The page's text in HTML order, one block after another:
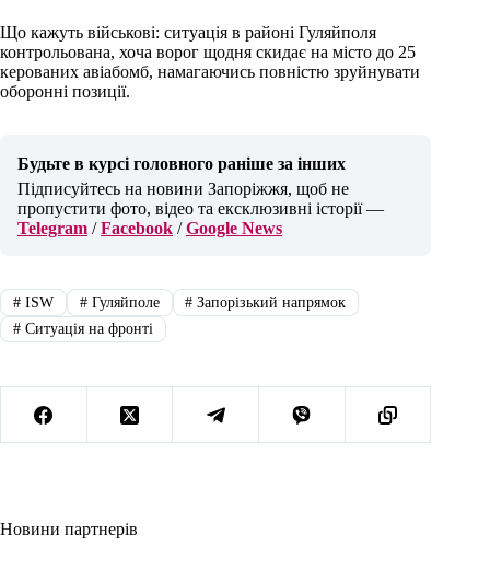
Що кажуть військові: ситуація в районі Гуляйполя
контрольована, хоча ворог щодня скидає на місто до 25
керованих авіабомб, намагаючись повністю зруйнувати
оборонні позиції.
Будьте в курсі головного раніше за інших
Підписуйтесь на новини Запоріжжя, щоб не
пропустити фото, відео та ексклюзивні історії —
Telegram /Facebook /Google News
#ISW #Гуляйполе # Запорізький напрямок
#Ситуація на фронті
Новини партнерів